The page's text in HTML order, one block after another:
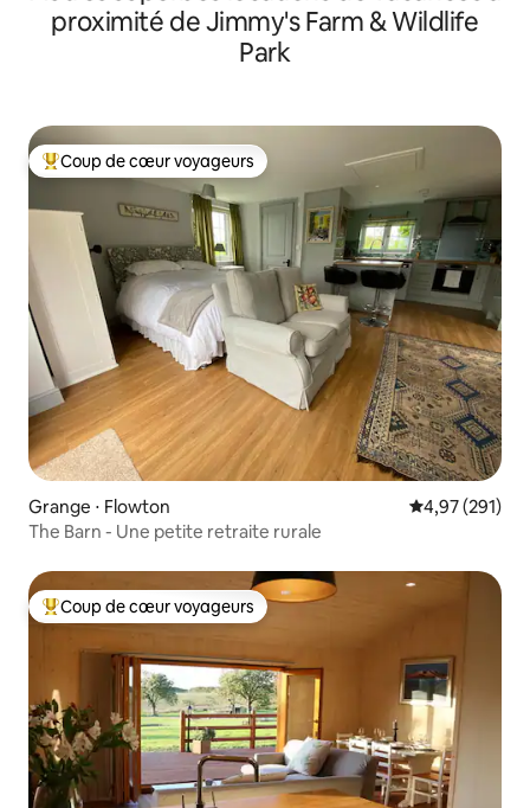
proximité de Jimmy's Farm & Wildlife
Park
Coups de cœur voyageurs les plus appréciés
Coup de cœur voyageurs
Grange ⋅ Flowton Évaluation
4,97 (291)
The Barn - Une petite retraite rurale
Coups de cœur voyageurs les plus appréciés
Coup de cœur voyageurs